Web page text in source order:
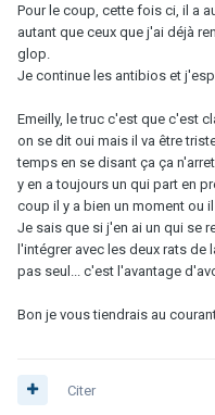
Pour le coup, cette fois ci, il a
autant que ceux que j'ai déjà
glop.
Je continue les antibios et
Emeilly, le truc c'est que c'est
on se dit oui mais il va être
temps en se disant ça ça
y en a toujours un qui part en
coup il y a bien un moment ou
Je sais que si j'en ai un qui se
l'intégrer avec les deux rats de
pas seul... c'est l'avantage
Bon je vous tiendrais au
Citer